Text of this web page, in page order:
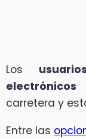
Los
electrónicos
carretera y
Entre las